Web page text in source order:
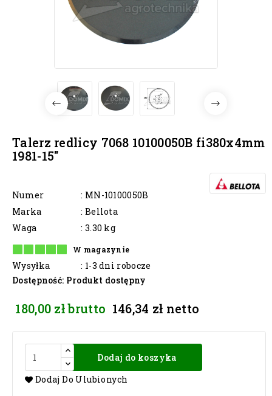
Talerz redlicy 7068 10100050B fi380x4mm
1981-15"
Numer
: MN-10100050B
Marka
: Bellota
Waga
: 3.30 kg
W magazynie
Wysyłka
: 1-3 dni robocze
Dostępność: Produkt dostępny
180,00 zł brutto 146,34 zł netto
Dodaj do koszyka
Dodaj Do Ulubionych